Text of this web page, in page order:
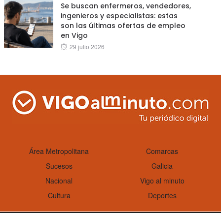
Se buscan enfermeros, vendedores,
ingenieros y especialistas: estas
son las últimas ofertas de empleo
en Vigo
Posted
29 julio 2026
Área Metropolitana
Comarcas
Sucesos
Galicia
Nacional
Vigo al minuto
Cultura
Deportes